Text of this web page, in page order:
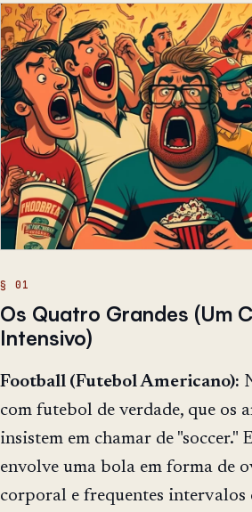
Os Quatro Grandes (Um
Intensivo)
Football (Futebol Americano):
com futebol de verdade, que os
insistem em chamar de "soccer."
envolve uma bola em forma de
corporal e frequentes intervalos